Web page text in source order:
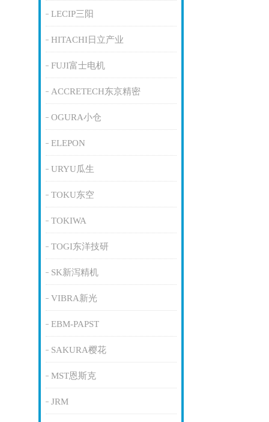
LECIP三阳
HITACHI日立产业
FUJI富士电机
ACCRETECH东京精密
OGURA小仓
ELEPON
URYU瓜生
TOKU东空
TOKIWA
TOGI东洋技研
SK新泻精机
VIBRA新光
EBM-PAPST
SAKURA樱花
MST恩斯克
JRM